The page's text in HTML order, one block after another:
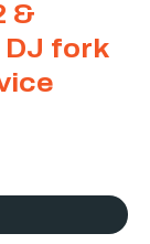
&
DJ fork